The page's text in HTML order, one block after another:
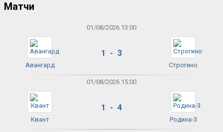
Матчи
01/08/2026 13:00
Авангард
1 - 3
Строгино
01/08/2026 15:00
Квант
1 - 4
Родина-3